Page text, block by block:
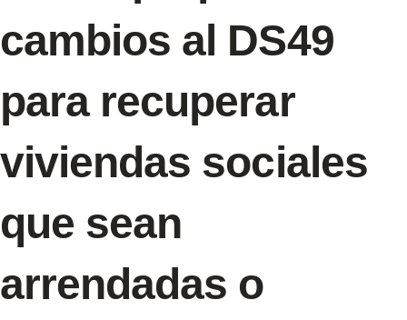
cambios al DS49
para recuperar
viviendas sociales
que sean
arrendadas o